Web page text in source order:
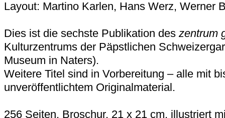
Layout: Martino Karlen, Hans Werz, Werner
Dies ist die sechste Publikation des zentrum
Kulturzentrums der Päpstlichen
Museum in Naters).
Weitere Titel sind in Vorbereitung – alle mit
unveröffentlichtem Originalmaterial.
256 Seiten, Broschur, 21 x 21 cm, illustriert